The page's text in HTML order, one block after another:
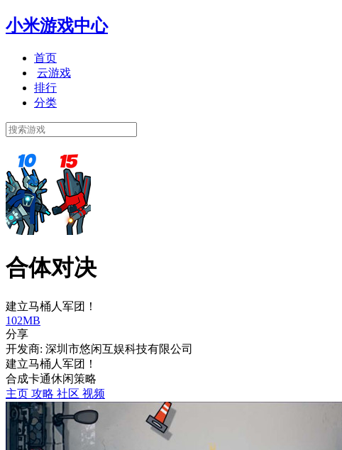
小米游戏中心
首页
云游戏
排行
分类
合体对决
建立马桶人军团！
102MB
分享
开发商: 深圳市悠闲互娱科技有限公司
建立马桶人军团！
合成卡通休闲策略
主页 攻略 社区 视频